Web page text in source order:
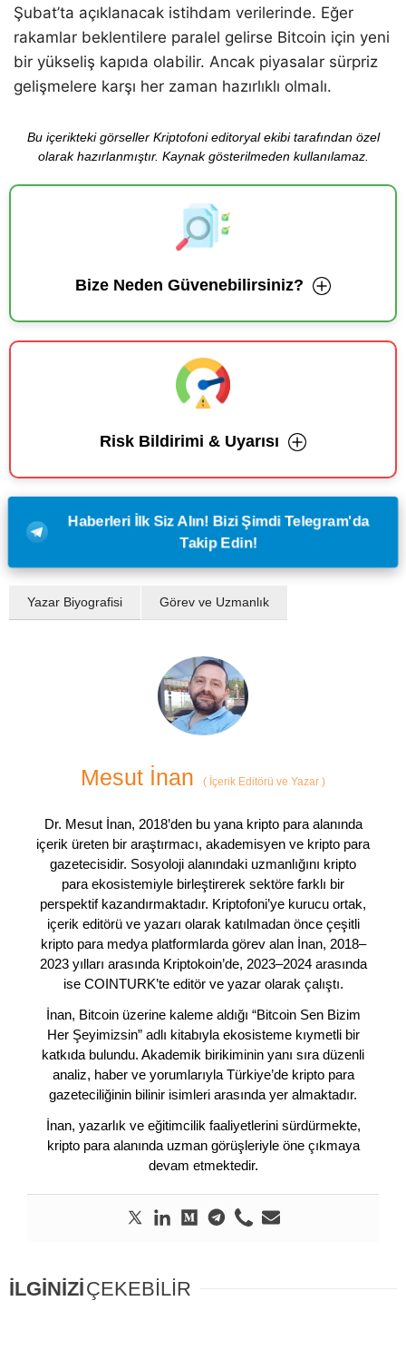
Şubat’ta açıklanacak istihdam verilerinde. Eğer
rakamlar beklentilere paralel gelirse Bitcoin için yeni
bir yükseliş kapıda olabilir. Ancak piyasalar sürpriz
gelişmelere karşı her zaman hazırlıklı olmalı.
Bu içerikteki görseller Kriptofoni editoryal ekibi tarafından özel
olarak hazırlanmıştır. Kaynak gösterilmeden kullanılamaz.
Bize Neden Güvenebilirsiniz?
Risk Bildirimi & Uyarısı
Haberleri İlk Siz Alın! Bizi Şimdi Telegram'da
Takip Edin!
Yazar Biyografisi Görev ve Uzmanlık
Mesut İnan ( İçerik Editörü ve Yazar )
Dr. Mesut İnan, 2018’den bu yana kripto para alanında
içerik üreten bir araştırmacı, akademisyen ve kripto para
gazetecisidir. Sosyoloji alanındaki uzmanlığını kripto
para ekosistemiyle birleştirerek sektöre farklı bir
perspektif kazandırmaktadır. Kriptofoni’ye kurucu ortak,
içerik editörü ve yazarı olarak katılmadan önce çeşitli
kripto para medya platformlarda görev alan İnan, 2018–
2023 yılları arasında Kriptokoin’de, 2023–2024 arasında
ise COINTURK’te editör ve yazar olarak çalıştı.
İnan, Bitcoin üzerine kaleme aldığı “Bitcoin Sen Bizim
Her Şeyimizsin” adlı kitabıyla ekosisteme kıymetli bir
katkıda bulundu. Akademik birikiminin yanı sıra düzenli
analiz, haber ve yorumlarıyla Türkiye’de kripto para
gazeteciliğinin bilinir isimleri arasında yer almaktadır.
İnan, yazarlık ve eğitimcilik faaliyetlerini sürdürmekte,
kripto para alanında uzman görüşleriyle öne çıkmaya
devam etmektedir.
İLGİNİZİÇEKEBİLİR